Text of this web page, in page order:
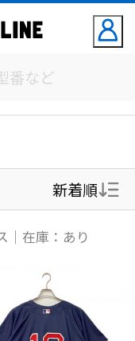
新着順
着順
価格の安い順
｜在庫：あり